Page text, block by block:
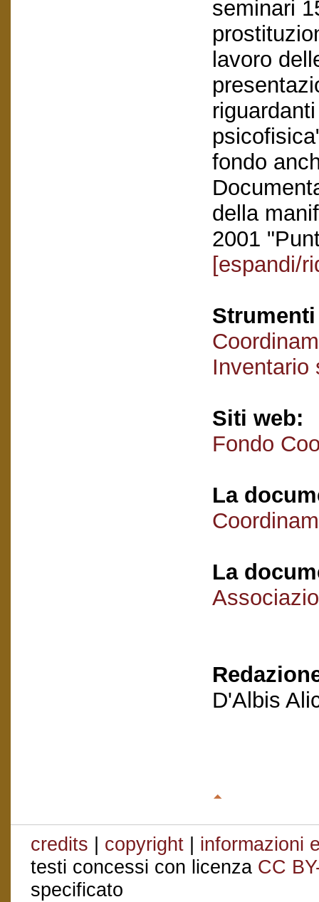
seminari
lavoro
fondo
della
2001
[espandi/
Inventario
Siti web:
Fondo
La
La
D'Albis
credits | copyright | informazioni
testi concessi con licenza CC
specificato